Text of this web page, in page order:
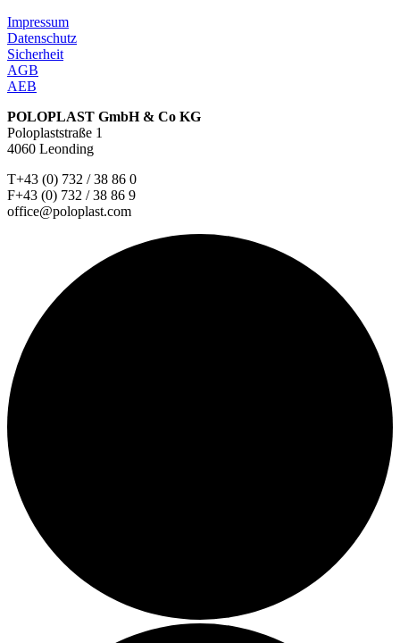
Impressum
Datenschutz
Sicherheit
AGB
AEB
POLOPLAST GmbH & Co KG
Poloplaststraße 1
4060 Leonding
T+43 (0) 732 / 38 86 0
F+43 (0) 732 / 38 86 9
office@poloplast.com